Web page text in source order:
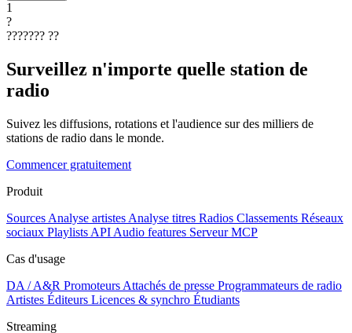
1
?
??????? ??
Surveillez n'importe quelle station de
radio
Suivez les diffusions, rotations et l'audience sur des milliers de
stations de radio dans le monde.
Commencer gratuitement
Produit
Sources Analyse artistes Analyse titres Radios Classements Réseaux
sociaux Playlists API Audio features Serveur MCP
Cas d'usage
DA / A&R Promoteurs Attachés de presse Programmateurs de radio
Artistes Éditeurs Licences & synchro Étudiants
Streaming